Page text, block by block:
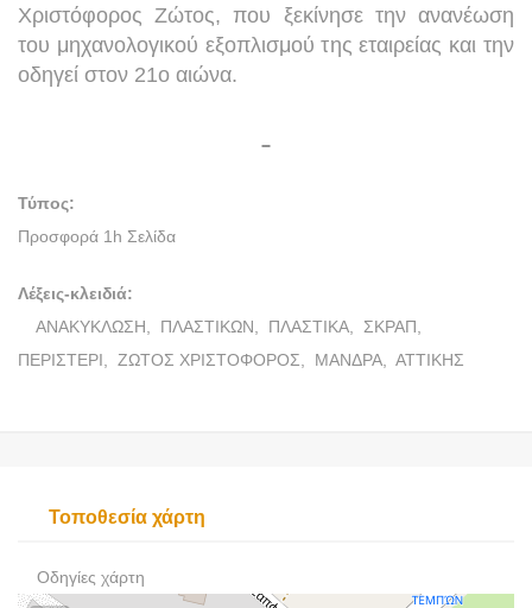
Χριστόφορος Ζώτος, που ξεκίνησε την ανανέωση
του μηχανολογικού εξοπλισμού της εταιρείας και την
οδηγεί στον 21ο αιώνα.
Τύπος:
Προσφορά 1h Σελίδα
Λέξεις-κλειδιά:
ΑΝΑΚΥΚΛΩΣΗ,
ΠΛΑΣΤΙΚΩΝ, ΠΛΑΣΤΙΚΑ,
ΣΚΡΑΠ,
ΠΕΡΙΣΤΕΡΙ,
ΖΩΤΟΣ ΧΡΙΣΤΟΦΟΡΟΣ, ΜΑΝΔΡΑ, ΑΤΤΙΚΗΣ
Τοποθεσία χάρτη
Οδηγίες χάρτη